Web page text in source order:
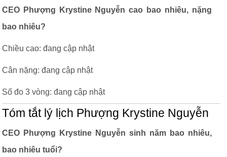
CEO Phượng Krystine Nguyễn cao bao nhiêu, nặng
bao nhiêu?
Chiều cao: đang cập nhật
Cân nặng: đang cập nhật
Số đo 3 vòng: đang cập nhật
Tóm tắt lý lịch Phượng Krystine Nguyễn
CEO Phượng Krystine Nguyễn sinh năm bao nhiêu,
bao nhiêu tuổi?